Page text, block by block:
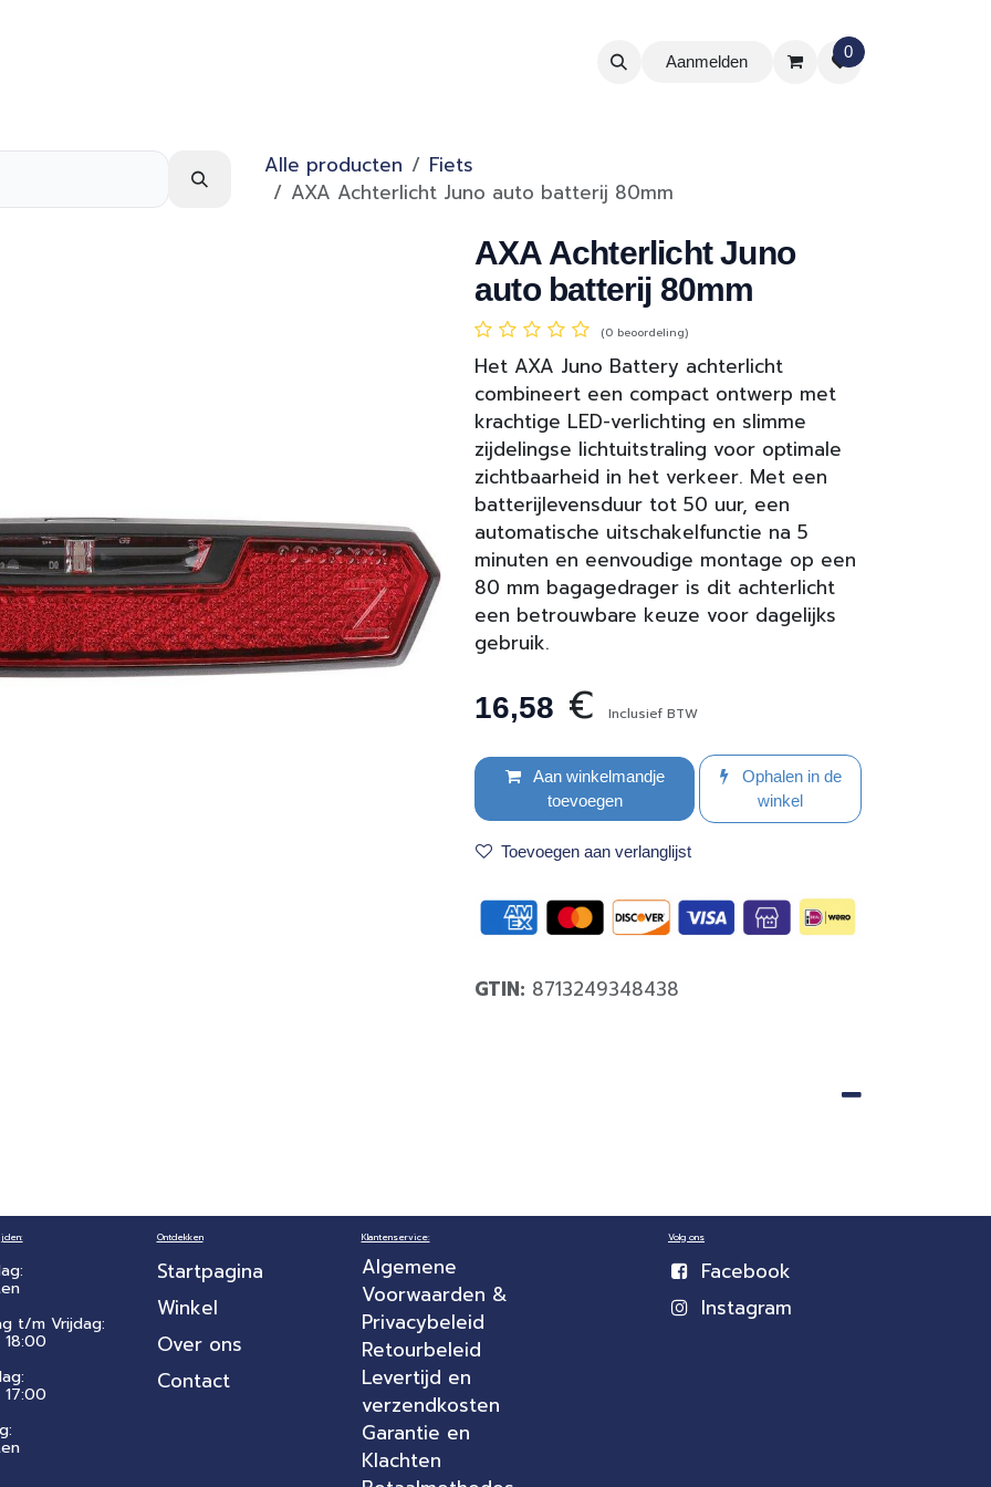
Aanmelden
0
Alle producten
Fiets
AXA Achterlicht Juno auto batterij 80mm
AXA Achterlicht Juno
auto batterij 80mm
(0 beoordeling)
Het AXA Juno Battery achterlicht
combineert een compact ontwerp met
krachtige LED-verlichting en slimme
zijdelingse lichtuitstraling voor optimale
zichtbaarheid in het verkeer. Met een
batterijlevensduur tot 50 uur, een
automatische uitschakelfunctie na 5
minuten en eenvoudige montage op een
80 mm bagagedrager is dit achterlicht
een betrouwbare keuze voor dagelijks
gebruik.
16,58 € Inclusief BTW
Aan winkelmandje
toevoegen
Ophalen in de
winkel
Toevoegen aan verlanglijst
GTIN: 8713249348438
t/m Vrijdag:
Ontdekken
Startpagina
Winkel
Over ons
Contact
Klantenservice:
Algemene
Voorwaarden &
Privacybeleid
Retourbeleid
Levertijd en
verzendkosten
Garantie en
Klachten
Volg ons
Facebook
Instagram